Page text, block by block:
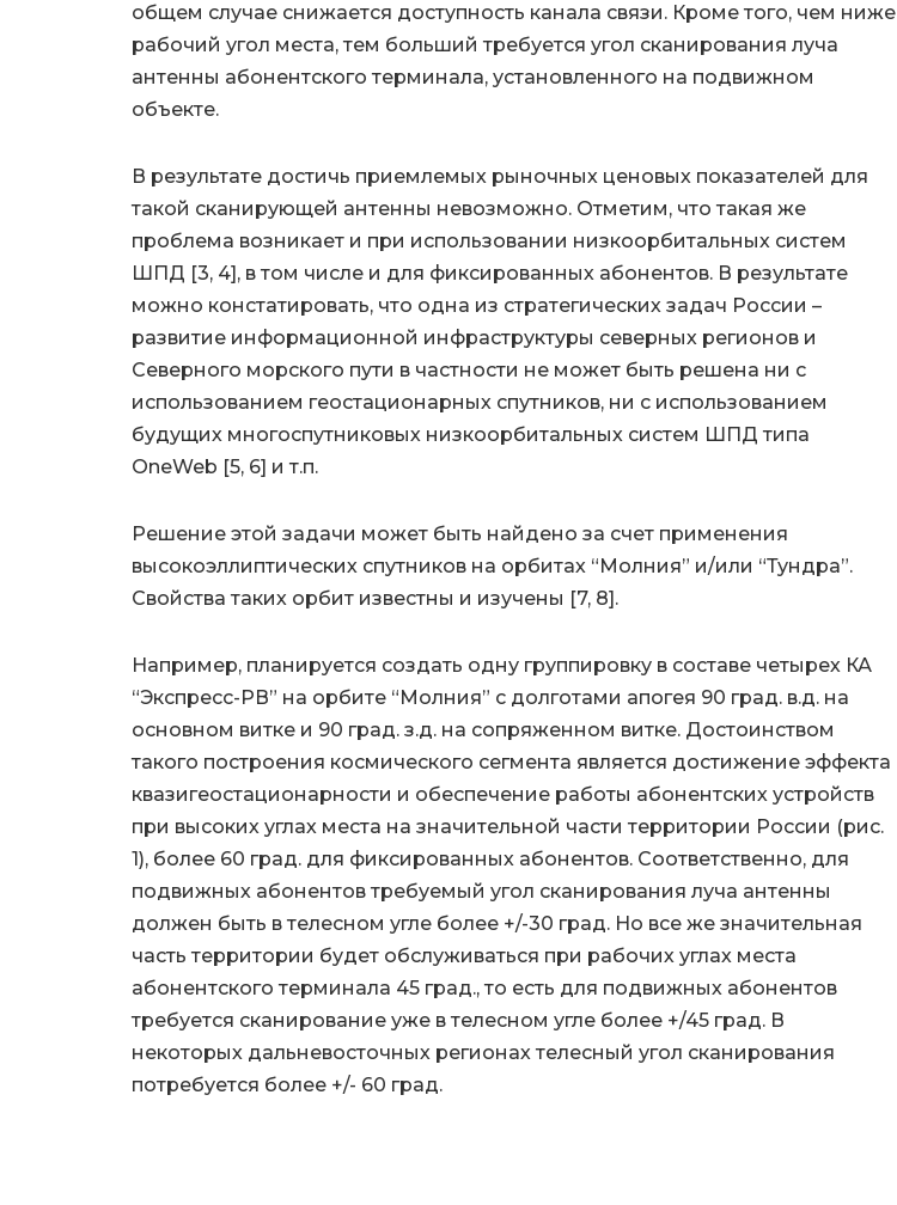
общем случае снижается доступность канала связи. Кроме того, чем ниже
рабочий угол места, тем больший требуется угол сканирования луча
антенны абонентского терминала, установленного на подвижном
объекте.
В результате достичь приемлемых рыночных ценовых показателей для
такой сканирующей антенны невозможно. Отметим, что такая же
проблема возникает и при использовании низкоорбитальных систем
ШПД [3, 4], в том числе и для фиксированных абонентов. В результате
можно констатировать, что одна из стратегических задач России –
развитие информационной инфраструктуры северных регионов и
Северного морского пути в частности не может быть решена ни с
использованием геостационарных спутников, ни с использованием
будущих многоспутниковых низкоорбитальных систем ШПД типа
OneWeb [5, 6] и т.п.
Решение этой задачи может быть найдено за счет применения
высокоэллиптических спутников на орбитах “Молния” и/или “Тундра”.
Свойства таких орбит известны и изучены [7, 8].
Например, планируется создать одну группировку в составе четырех КА
“Экспресс-РВ” на орбите “Молния” с долготами апогея 90 град. в.д. на
основном витке и 90 град. з.д. на сопряженном витке. Достоинством
такого построения космического сегмента является достижение эффекта
квазигеостационарности и обеспечение работы абонентских устройств
при высоких углах места на значительной части территории России (рис.
1), более 60 град. для фиксированных абонентов. Соответственно, для
подвижных абонентов требуемый угол сканирования луча антенны
должен быть в телесном угле более +/-30 град. Но все же значительная
часть территории будет обслуживаться при рабочих углах места
абонентского терминала 45 град., то есть для подвижных абонентов
требуется сканирование уже в телесном угле более +/45 град. В
некоторых дальневосточных регионах телесный угол сканирования
потребуется более +/- 60 град.